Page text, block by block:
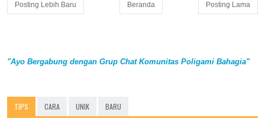
Posting Lebih Baru Posting Lama
Beranda
"Ayo Bergabung dengan Grup Chat Komunitas Poligami Bahagia"
TIPS CARA UNIK BARU